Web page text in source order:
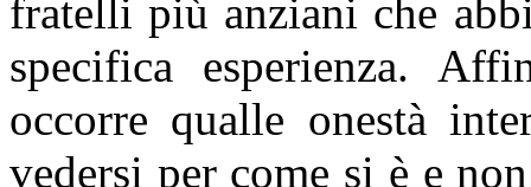
fratelli più anziani che
specifica esperienza.
occorre qualle onestà
vedersi per come si è e